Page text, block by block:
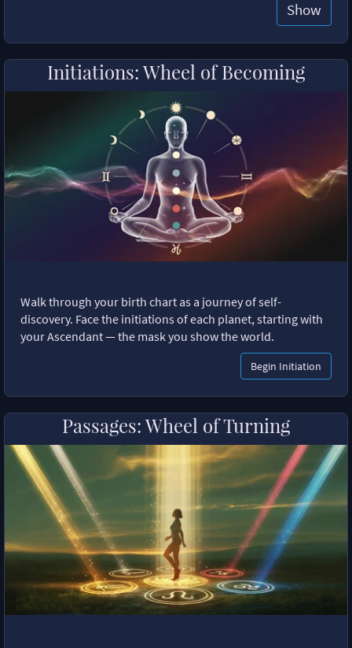
Show
Initiations: Wheel of Becoming
Walk through your birth chart as a journey of self-
discovery. Face the initiations of each planet, starting with
your Ascendant — the mask you show the world.
Begin Initiation
Passages: Wheel of Turning